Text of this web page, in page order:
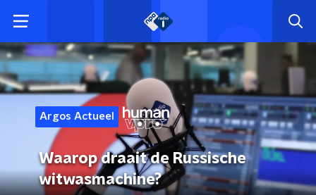
Argos Actueel
Waarop draait de Russische
witwasmachine?